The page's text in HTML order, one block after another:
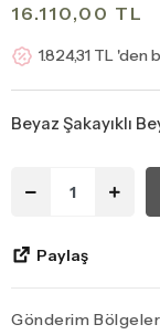
Tebrik - Terfi
Hoş Geldin
Papatya Ve Kır
Peluş Ayıcık Ve
16.110,00 TL
1.824,31 TL
Beyaz Şakayıklı
Paylaş
Gönderim